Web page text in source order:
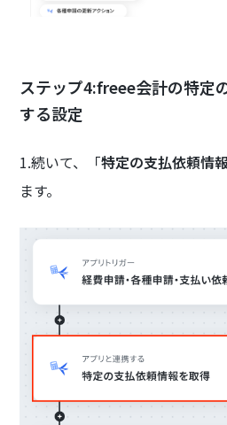
ステップ4:freee会計の特定
する設定
1.続いて、「特定の支払依頼情
ます。